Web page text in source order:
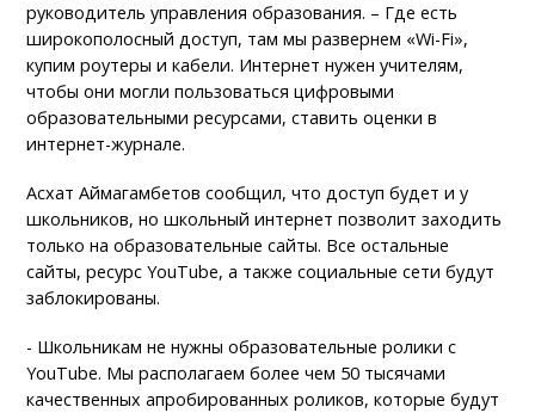
руководитель управления образования. – Где есть
широкополосный доступ, там мы развернем «Wi-Fi»,
купим роутеры и кабели. Интернет нужен учителям,
чтобы они могли пользоваться цифровыми
образовательными ресурсами, ставить оценки в
интернет-журнале.
Асхат Аймагамбетов сообщил, что доступ будет и у
школьников, но школьный интернет позволит заходить
только на образовательные сайты. Все остальные
сайты, ресурс YouTube, а также социальные сети будут
заблокированы.
- Школьникам не нужны образовательные ролики с
YouTube. Мы располагаем более чем 50 тысячами
качественных апробированных роликов, которые будут